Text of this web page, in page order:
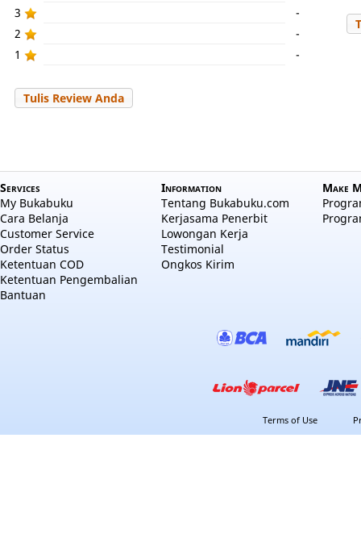
3
-
2
-
1
-
Tulis Review Anda
Services
My Bukabuku
Cara Belanja
Customer Service
Order Status
Ketentuan COD
Ketentuan Pengembalian
Bantuan
Information
Tentang Bukabuku.com
Kerjasama Penerbit
Lowongan Kerja
Testimonial
Ongkos Kirim
Make
Terms of Use